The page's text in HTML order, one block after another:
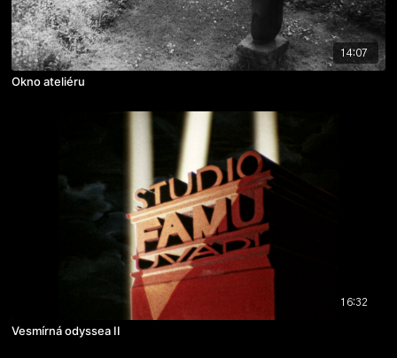
14:07
Okno ateliéru
16:32
Vesmírná odyssea II